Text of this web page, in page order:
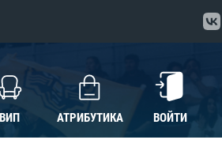
ВИП АТРИБУТИКА ВОЙТИ